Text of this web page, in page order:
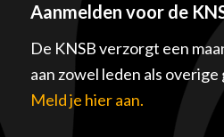
Aanmelden voor de
De KNSB verzorgt een
aan zowel leden als
Meld je hier aan.